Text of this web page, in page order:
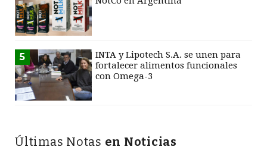
5
INTA y Lipotech S.A. se unen para
fortalecer alimentos funcionales
con Omega-3
Últimas Notas en Noticias